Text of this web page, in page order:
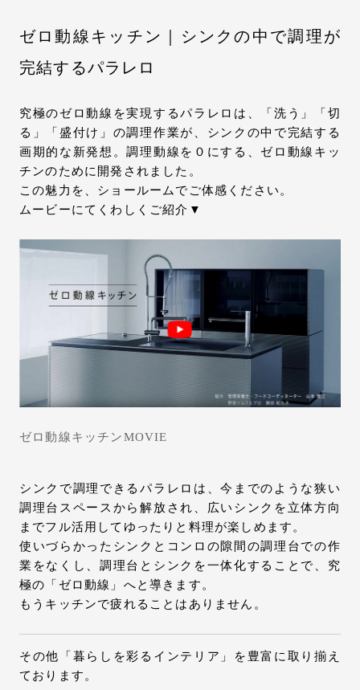
ゼロ動線キッチン｜シンクの中で調理が
完結するパラレロ
究極のゼロ動線を実現するパラレロは、「洗う」「切
る」「盛付け」の調理作業が、シンクの中で完結する
画期的な新発想。調理動線を０にする、ゼロ動線キッ
チンのために開発されました。
この魅力を、ショールームでご体感ください。
ムービーにてくわしくご紹介▼
ゼロ動線キッチンMOVIE
シンクで調理できるパラレロは、今までのような狭い
調理台スペースから解放され、広いシンクを立体方向
までフル活用してゆったりと料理が楽しめます。
使いづらかったシンクとコンロの隙間の調理台での作
業をなくし、調理台とシンクを一体化することで、究
極の「ゼロ動線」へと導きます。
もうキッチンで疲れることはありません。
その他「暮らしを彩るインテリア」を豊富に取り揃え
ております。